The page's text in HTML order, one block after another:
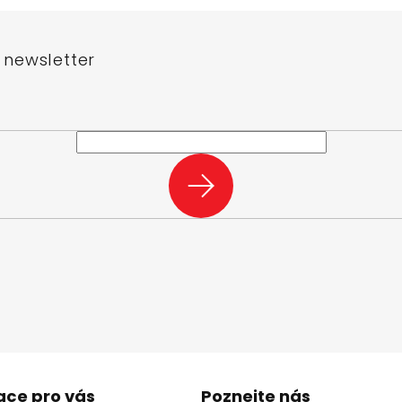
PŘIHLÁSIT
SE
pro vás Poznejte nás